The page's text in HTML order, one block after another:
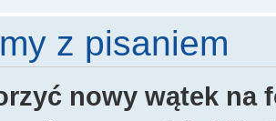
z pisaniem
nowy wątek na